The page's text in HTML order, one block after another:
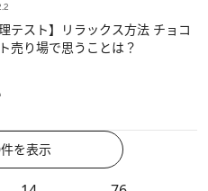
テスト】リラックス方法 チョコ
売り場で思うことは？
を表示